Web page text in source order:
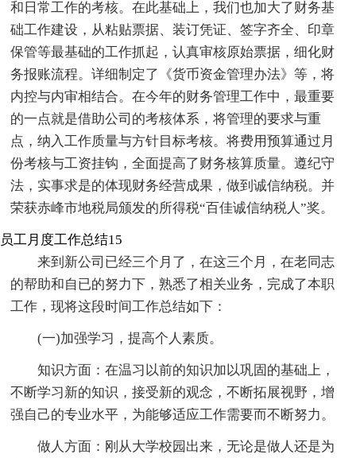
和日常工作的考核。在此基础上，我们也加大了财务基
础工作建设，从粘贴票据、装订凭证、签字齐全、印章
保管等最基础的工作抓起，认真审核原始票据，细化财
务报账流程。详细制定了《货币资金管理办法》等，将
内控与内审相结合。在今年的财务管理工作中，最重要
的一点就是借助公司的考核体系，将管理的要求与重
点，纳入工作质量与方针目标考核。将费用预算通过月
份考核与工资挂钩，全面提高了财务核算质量。遵纪守
法，实事求是的体现财务经营成果，做到诚信纳税。并
荣获赤峰市地税局颁发的所得税“百佳诚信纳税人”奖。
员工月度工作总结15
来到新公司已经三个月了，在这三个月，在老同志
的帮助和自已的努力下，熟悉了相关业务，完成了本职
工作，现将这段时间工作总结如下：
(一)加强学习，提高个人素质。
知识方面：在温习以前的知识加以巩固的基础上，
不断学习新的知识，接受新的观念，不断拓展视野，增
强自己的专业水平，为能够适应工作需要而不断努力。
做人方面：刚从大学校园出来，无论是做人还是为